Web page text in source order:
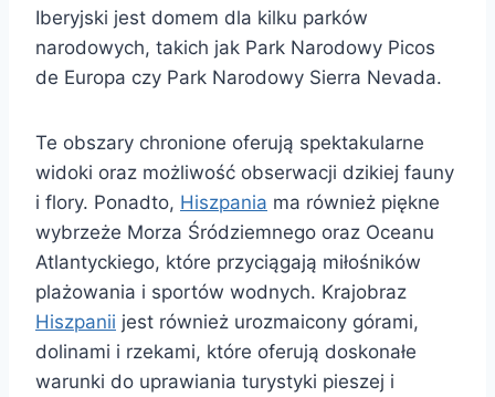
Iberyjski jest domem dla kilku parków
narodowych, takich jak Park Narodowy Picos
de Europa czy Park Narodowy Sierra Nevada.
Te obszary chronione oferują spektakularne
widoki oraz możliwość obserwacji dzikiej fauny
i flory. Ponadto, Hiszpania ma również piękne
wybrzeże Morza Śródziemnego oraz Oceanu
Atlantyckiego, które przyciągają miłośników
plażowania i sportów wodnych. Krajobraz
Hiszpanii jest również urozmaicony górami,
dolinami i rzekami, które oferują doskonałe
warunki do uprawiania turystyki pieszej i